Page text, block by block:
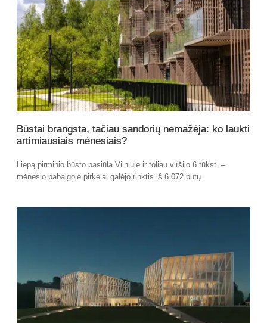
Būstai brangsta, tačiau sandorių nemažėja: ko laukti
artimiausiais mėnesiais?
Liepą pirminio būsto pasiūla Vilniuje ir toliau viršijo 6 tūkst. –
mėnesio pabaigoje pirkėjai galėjo rinktis iš 6 072 butų.